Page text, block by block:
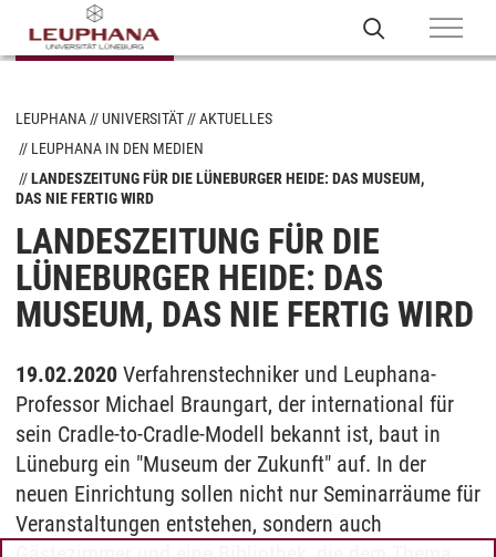
LEUPHANA UNIVERSITÄT
AKTUELLES
LEUPHANA IN DEN MEDIEN
LANDESZEITUNG FÜR DIE LÜNEBURGER HEIDE: DAS MUSEUM,
DAS NIE FERTIG WIRD
LANDESZEITUNG FÜR DIE
LÜNEBURGER HEIDE: DAS
MUSEUM, DAS NIE FERTIG WIRD
19.02.2020 Verfahrenstechniker und Leuphana-
Professor Michael Braungart, der international für
sein Cradle-to-Cradle-Modell bekannt ist, baut in
Lüneburg ein "Museum der Zukunft" auf. In der
neuen Einrichtung sollen nicht nur Seminarräume für
Veranstaltungen entstehen, sondern auch